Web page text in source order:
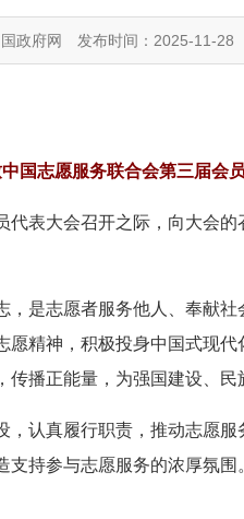
政府网 发布时间：2025-11-28
国志愿服务联合会第三届会
表大会召开之际，向大会的
，是志愿者服务他人、奉献
愿精神，积极投身中国式现
播正能量，为强国建设、民
，认真履行职责，推动志愿
持参与志愿服务的浓厚氛围